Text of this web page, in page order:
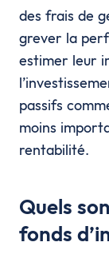
des frais de
grever la
estimer leur
passifs
moins
rentabilité.
Quels
fonds